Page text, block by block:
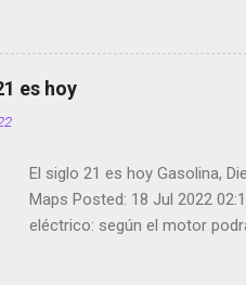
es hoy
El siglo 21 es hoy Gasolina,
Maps Posted: 18 Jul 2022
eléctrico: según el motor
de esos sentidos es lo que